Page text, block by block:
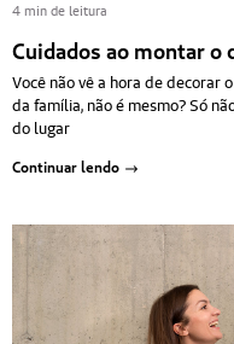
4 min de leitura
Cuidados ao montar o
Você não vê a hora de decorar
da família, não é mesmo? Só
do lugar
Continuar lendo